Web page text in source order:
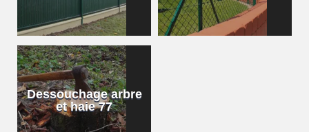
Dessouchage arbre
et haie 77